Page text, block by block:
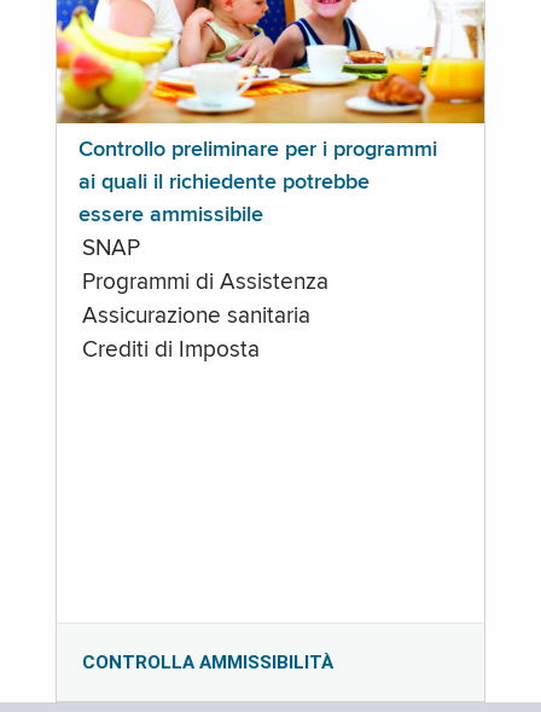
Controllo preliminare per i programmi
ai quali il richiedente potrebbe
essere ammissibile
SNAP
Programmi di Assistenza
Assicurazione sanitaria
Crediti di Imposta
CONTROLLA AMMISSIBILITÀ